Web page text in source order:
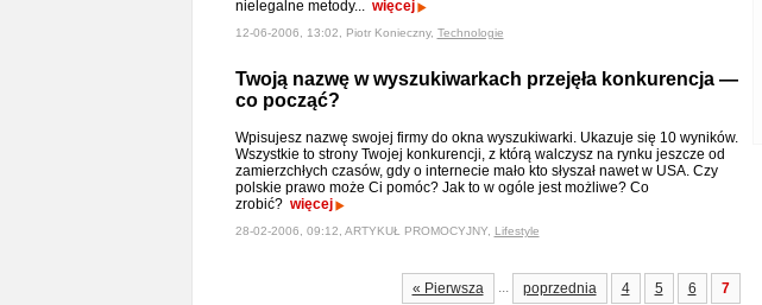
nielegalne metody... więcej
12-06-2006, 13:02, Piotr Konieczny, Technologie
Twoją nazwę w wyszukiwarkach przejęła konkurencja —
co począć?
Wpisujesz nazwę swojej firmy do okna wyszukiwarki. Ukazuje się 10 wyników.
Wszystkie to strony Twojej konkurencji, z którą walczysz na rynku jeszcze od
zamierzchłych czasów, gdy o internecie mało kto słyszał nawet w USA. Czy
polskie prawo może Ci pomóc? Jak to w ogóle jest możliwe? Co
zrobić? więcej
28-02-2006, 09:12, ARTYKUŁ PROMOCYJNY, Lifestyle
« Pierwsza ... poprzednia 4 5 6 7